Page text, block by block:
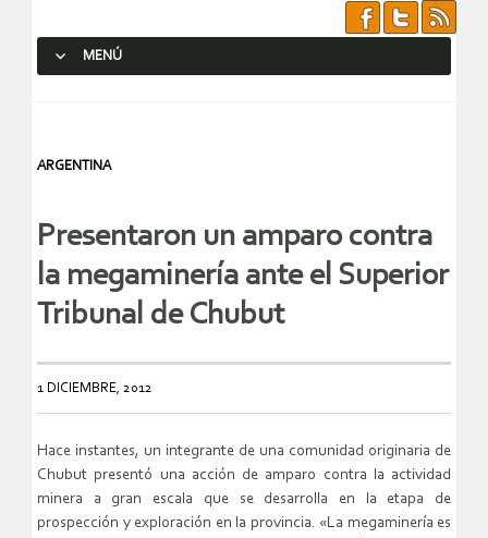
MENÚ
ARGENTINA
Presentaron un amparo contra
la megaminería ante el Superior
Tribunal de Chubut
1 DICIEMBRE, 2012
Hace instantes, un integrante de una comunidad originaria de
Chubut presentó una acción de amparo contra la actividad
minera a gran escala que se desarrolla en la etapa de
prospección y exploración en la provincia. «La megaminería es